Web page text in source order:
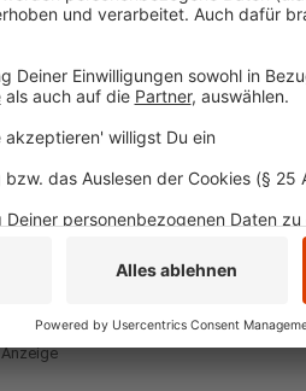
Anzeige
Große Namen, große Unterstützung
Lichtblicke on Tour 2019
Musik-Power pur in NRW –
erste von vier Konzerten. Mit dabei
Dittberner, Milow und Adel Tawil.
Anzeige